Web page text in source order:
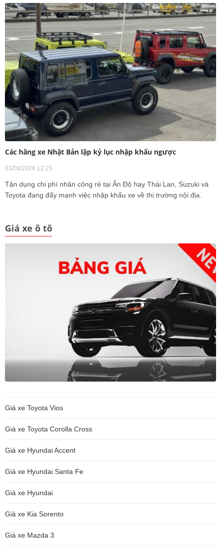
Các hãng xe Nhật Bản lập kỷ lục nhập khẩu ngược
03/08/2026 12:25
Tận dụng chi phí nhân công rẻ tại Ấn Độ hay Thái Lan, Suzuki và
Toyota đang đẩy mạnh việc nhập khẩu xe về thị trường nội địa.
Giá xe ô tô
Giá xe Toyota Vios
Giá xe Toyota Corolla Cross
Giá xe Hyundai Accent
Giá xe Hyundai Santa Fe
Giá xe Hyundai
Giá xe Kia Sorento
Giá xe Mazda 3